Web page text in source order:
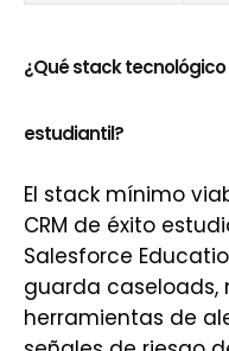
¿Qué stack
estudiantil?
El stack mínimo
CRM de éxito
Salesforce
guarda caseloads,
herramientas de